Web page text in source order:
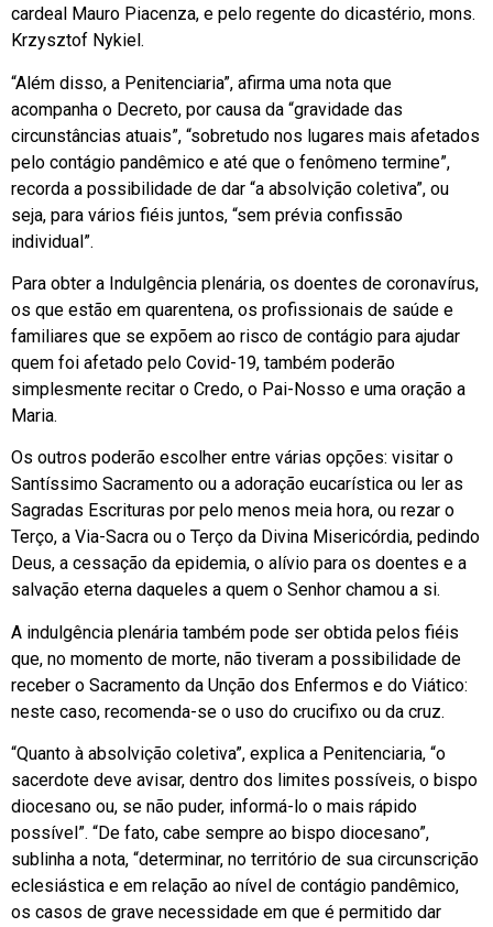
cardeal Mauro Piacenza, e pelo regente do dicastério, mons.
Krzysztof Nykiel.
“Além disso, a Penitenciaria”, afirma uma nota que
acompanha o Decreto, por causa da “gravidade das
circunstâncias atuais”, “sobretudo nos lugares mais afetados
pelo contágio pandêmico e até que o fenômeno termine”,
recorda a possibilidade de dar “a absolvição coletiva”, ou
seja, para vários fiéis juntos, “sem prévia confissão
individual”.
Para obter a Indulgência plenária, os doentes de coronavírus,
os que estão em quarentena, os profissionais de saúde e
familiares que se expõem ao risco de contágio para ajudar
quem foi afetado pelo Covid-19, também poderão
simplesmente recitar o Credo, o Pai-Nosso e uma oração a
Maria.
Os outros poderão escolher entre várias opções: visitar o
Santíssimo Sacramento ou a adoração eucarística ou ler as
Sagradas Escrituras por pelo menos meia hora, ou rezar o
Terço, a Via-Sacra ou o Terço da Divina Misericórdia, pedindo
Deus, a cessação da epidemia, o alívio para os doentes e a
salvação eterna daqueles a quem o Senhor chamou a si.
A indulgência plenária também pode ser obtida pelos fiéis
que, no momento de morte, não tiveram a possibilidade de
receber o Sacramento da Unção dos Enfermos e do Viático:
neste caso, recomenda-se o uso do crucifixo ou da cruz.
“Quanto à absolvição coletiva”, explica a Penitenciaria, “o
sacerdote deve avisar, dentro dos limites possíveis, o bispo
diocesano ou, se não puder, informá-lo o mais rápido
possível”. “De fato, cabe sempre ao bispo diocesano”,
sublinha a nota, “determinar, no território de sua circunscrição
eclesiástica e em relação ao nível de contágio pandêmico,
os casos de grave necessidade em que é permitido dar